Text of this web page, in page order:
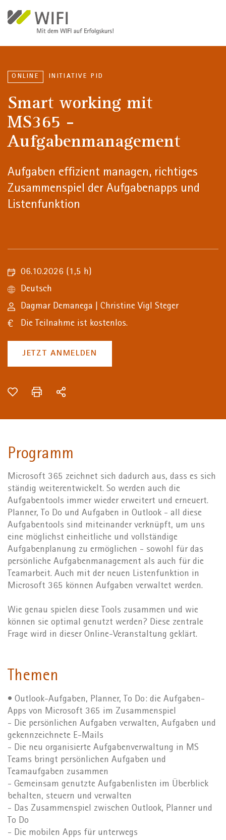
INITIATIVE PID
ONLINE
Smart working mit
MS365 -
Aufgabenmanagement
Aufgaben effizient managen, richtiges
Zusammenspiel der Aufgabenapps und
Listenfunktion
06.10.2026 (1,5 h)
Deutsch
Dagmar Demanega
Christine Vigl Steger
Die Teilnahme ist kostenlos.
JETZT ANMELDEN
Programm
Microsoft 365 zeichnet sich dadurch aus, dass es sich
ständig weiterentwickelt. So werden auch die
Aufgabentools immer wieder erweitert und erneuert.
Planner, To Do und Aufgaben in Outlook - all diese
Aufgabentools sind miteinander verknüpft, um uns
eine möglichst einheitliche und vollständige
Aufgabenplanung zu ermöglichen - sowohl für das
persönliche Aufgabenmanagement als auch für die
Teamarbeit. Auch mit der neuen Listenfunktion in
Microsoft 365 können Aufgaben verwaltet werden.
Wie genau spielen diese Tools zusammen und wie
können sie optimal genutzt werden? Diese zentrale
Frage wird in dieser Online-Veranstaltung geklärt.
Themen
• Outlook-Aufgaben, Planner, To Do: die Aufgaben-
Apps von Microsoft 365 im Zusammenspiel
- Die persönlichen Aufgaben verwalten, Aufgaben und
gekennzeichnete E-Mails
- Die neu organisierte Aufgabenverwaltung in MS
Teams bringt persönlichen Aufgaben und
Teamaufgaben zusammen
- Gemeinsam genutzte Aufgabenlisten im Überblick
behalten, steuern und verwalten
- Das Zusammenspiel zwischen Outlook, Planner und
To Do
- Die mobilen Apps für unterwegs